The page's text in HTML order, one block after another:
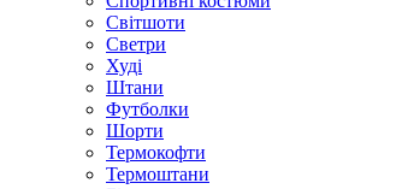
Світшоти
Светри
Худі
Штани
Футболки
Шорти
Термокофти
Термоштани